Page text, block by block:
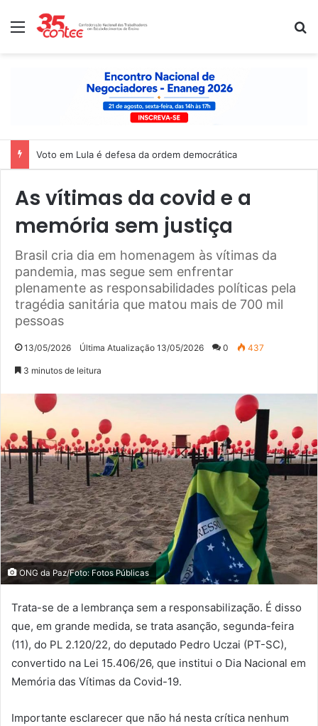
Menu
Nota de solidariedade ao povo venezuelano
As vítimas da covid e a
memória sem justiça
Brasil cria dia em homenagem às vítimas da
pandemia, mas segue sem enfrentar
plenamente as responsabilidades políticas pela
tragédia sanitária que matou mais de 700 mil
pessoas
13/05/2026 Última Atualização 13/05/2026 0 437
3 minutos de leitura
ONG da Paz/Foto: Fotos Públicas
Trata-se de a lembrança sem a responsabilização. É disso
que, em grande medida, se trata asanção, segunda-feira
(11), do PL 2.120/22, do deputado Pedro Uczai (PT-SC),
convertido na Lei 15.406/26, que institui o Dia Nacional em
Memória das Vítimas da Covid-19.
Importante esclarecer que não há nesta crítica nenhum